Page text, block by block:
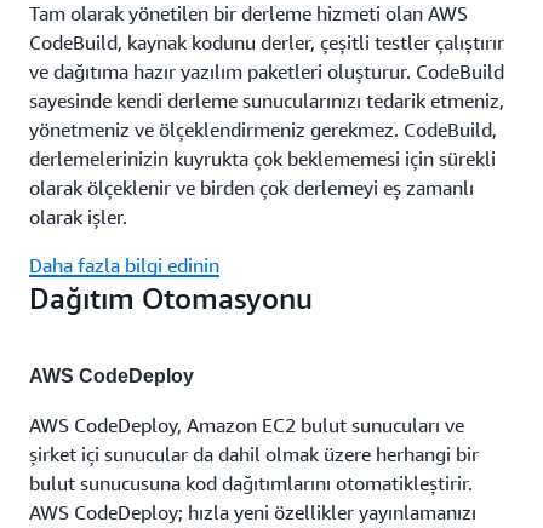
Tam olarak yönetilen bir derleme hizmeti olan AWS
CodeBuild, kaynak kodunu derler, çeşitli testler çalıştırır
ve dağıtıma hazır yazılım paketleri oluşturur. CodeBuild
sayesinde kendi derleme sunucularınızı tedarik etmeniz,
yönetmeniz ve ölçeklendirmeniz gerekmez. CodeBuild,
derlemelerinizin kuyrukta çok beklememesi için sürekli
olarak ölçeklenir ve birden çok derlemeyi eş zamanlı
olarak işler.
Daha fazla bilgi edinin
Dağıtım Otomasyonu
AWS CodeDeploy
AWS CodeDeploy, Amazon EC2 bulut sunucuları ve
şirket içi sunucular da dahil olmak üzere herhangi bir
bulut sunucusuna kod dağıtımlarını otomatikleştirir.
AWS CodeDeploy; hızla yeni özellikler yayınlamanızı